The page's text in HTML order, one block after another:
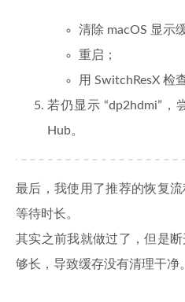
清除 macOS 显示
重启；
用 SwitchResX 检
若仍显示 “dp2hdmi”，
Hub。
最后，我使用了推荐的恢复
等待时长。
其实之前我就做过了，但是
够长，导致缓存没有清理干净。